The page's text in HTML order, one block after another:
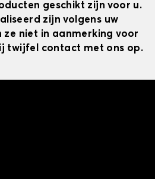
geschikt zijn voor u.
zijn volgens uw
ze niet in aanmerking voor
twijfel contact met ons op.